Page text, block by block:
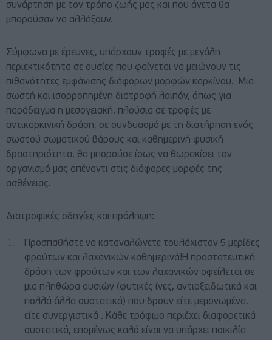
συνάρτηση με τον τρόπο ζωής μας και που άνετα θα
μπορούσαν να αλλάξουν.
Σύμφωνα με έρευνες, υπάρχουν τροφές με μεγάλη
περιεκτικότητα σε ουσίες που φαίνεται να μειώνουν τις
πιθανότητες εμφάνισης διάφορων μορφών καρκίνου. Μια
σωστή και ισορροπημένη διατροφή λοιπόν, όπως για
παράδειγμα η μεσογειακή, πλούσια σε τροφές με
αντικαρκινική δράση, σε συνδυασμό με τη διατήρηση ενός
σωστού σωματικού βάρους και καθημερινή φυσική
δραστηριότητα, θα μπορούσε ίσως να θωρακίσει τον
οργανισμό μας απέναντι στις διάφορες μορφές της
ασθένειας.
Διατροφικές οδηγίες και πρόληψη:
Προσπαθήστε να καταναλώνετε τουλάχιστον 5 μερίδες
φρούτων και λαχανικών καθημερινά!Η προστατευτική
δράση των φρούτων και των λαχανικών οφείλεται σε
μια πληθώρα ουσιών (φυτικές ίνες, αντιοξειδωτικά και
πολλά άλλα συστατικά) που δρουν είτε μεμονωμένα,
είτε συνεργιστικά . Κάθε τρόφιμο περιέχει διαφορετικά
συστατικά, επομένως καλό είναι να υπάρχει ποικιλία